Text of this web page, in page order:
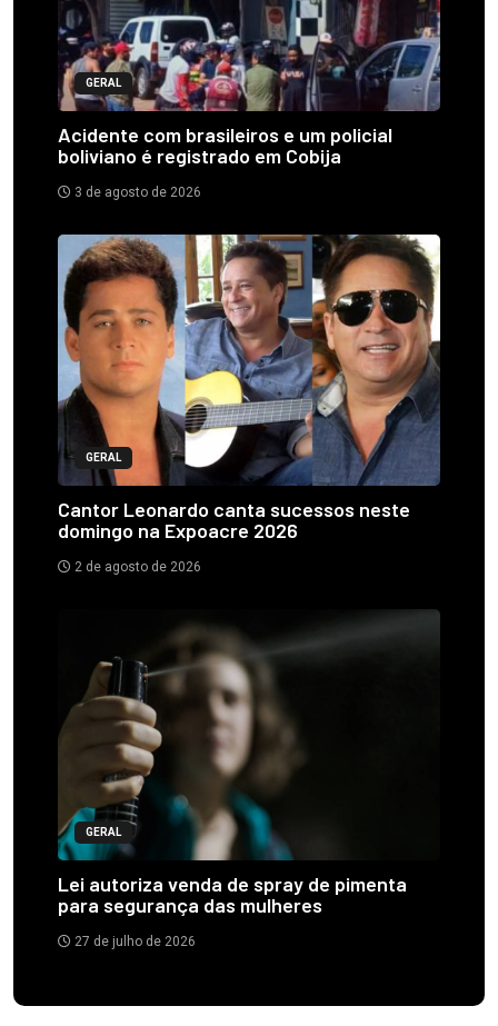
GERAL
Acidente com brasileiros e um policial
boliviano é registrado em Cobija
3 de agosto de 2026
GERAL
Cantor Leonardo canta sucessos neste
domingo na Expoacre 2026
2 de agosto de 2026
GERAL
Lei autoriza venda de spray de pimenta
para segurança das mulheres
27 de julho de 2026